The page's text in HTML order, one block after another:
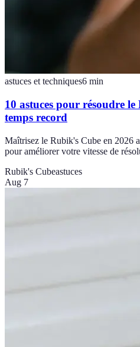
astuces et techniques6 min
10 astuces pour résoudre
temps record
Maîtrisez le Rubik's Cube en 2026
pour améliorer votre vitesse de
Rubik's Cubeastuces
Aug 7